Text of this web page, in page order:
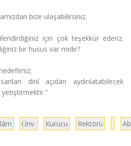
bize ulaşabilirsiniz.
için çok teşekkür ederiz.
bir husus var mıdır?
dinî açıdan aydınlatabilecek
yetiştirmektir.”
Ünv. Kurucu Rektörü